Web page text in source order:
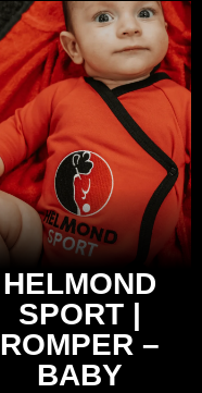
HELMOND
SPORT |
ROMPER –
BABY